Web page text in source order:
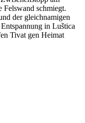
Felswand schmiegt.
der gleichnamigen
in Luštica
Tivat gen Heimat